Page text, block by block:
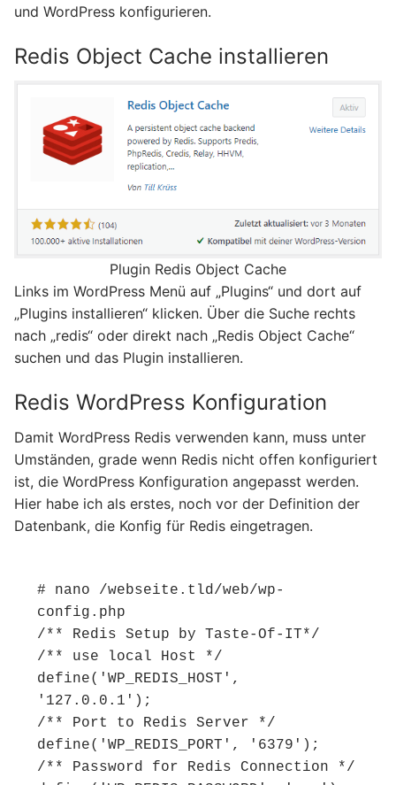
und WordPress konfigurieren.
Redis Object Cache installieren
Plugin Redis Object Cache
Links im WordPress Menü auf „Plugins“ und dort auf
„Plugins installieren“ klicken. Über die Suche rechts
nach „redis“ oder direkt nach „Redis Object Cache“
suchen und das Plugin installieren.
Redis WordPress Konfiguration
Damit WordPress Redis verwenden kann, muss unter
Umständen, grade wenn Redis nicht offen konfiguriert
ist, die WordPress Konfiguration angepasst werden.
Hier habe ich als erstes, noch vor der Definition der
Datenbank, die Konfig für Redis eingetragen.
# nano /webseite.tld/web/wp-
config.php
/** Redis Setup by Taste-Of-IT*/
/** use local Host */
define('WP_REDIS_HOST',
'127.0.0.1');
/** Port to Redis Server */
define('WP_REDIS_PORT', '6379');
/** Password for Redis Connection */